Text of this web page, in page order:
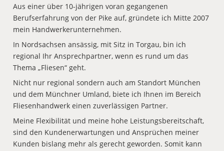
Aus einer über 10-jährigen voran gegangenen
Berufserfahrung von der Pike auf, gründete ich Mitte 2007
mein Handwerkerunternehmen.
In Nordsachsen ansässig, mit Sitz in Torgau, bin ich
regional Ihr Ansprechpartner, wenn es rund um das
Thema „Fliesen“ geht.
Nicht nur regional sondern auch am Standort München
und dem Münchner Umland, biete ich Ihnen im Bereich
Fliesenhandwerk einen zuverlässigen Partner.
Meine Flexibilität und meine hohe Leistungsbereitschaft,
sind den Kundenerwartungen und Ansprüchen meiner
Kunden bislang mehr als gerecht geworden. Somit kann